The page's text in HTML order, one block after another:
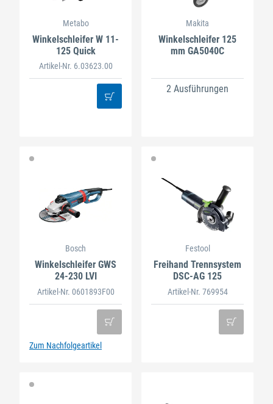
Metabo
Winkelschleifer W 11-
125 Quick
Artikel-Nr. 6.03623.00
Makita
Winkelschleifer 125
mm GA5040C
2 Ausführungen
Bosch
Winkelschleifer GWS
24-230 LVI
Artikel-Nr. 0601893F00
Zum Nachfolgeartikel
Festool
Freihand Trennsystem
DSC-AG 125
Artikel-Nr. 769954